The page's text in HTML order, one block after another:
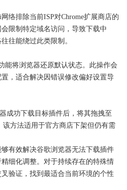
络排除当前ISP对Chrome扩展商店的
限制特定域名访问，导致下载中
往能绕过此类限制。
能将浏览器还原默认状态。此操作会
，适合解决因错误修改偏好设置导
成功下载目标插件后，将其拖拽至
该方法适用于官方商店下架但仍有需
有效解决谷歌浏览器无法下载插件
细化调整。对于持续存在的特殊情
验证，找到最适合当前环境的个性